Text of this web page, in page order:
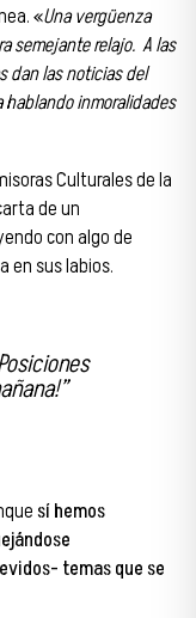
«Una vergüenza
semejante relajo. A las
dan las noticias del
inmoralidades
Culturales de la
de un
con algo de
en sus labios.
sí hemos
temas que se